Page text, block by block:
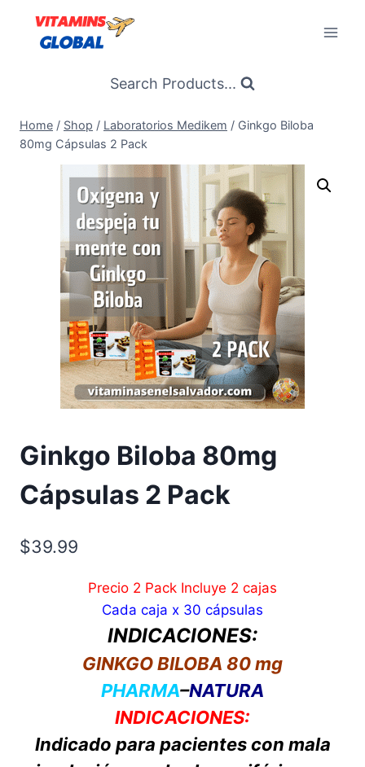
content
Search Products...
Home / Shop / Laboratorios Medikem / Ginkgo Biloba
80mg Cápsulas 2 Pack
Ginkgo Biloba 80mg
Cápsulas 2 Pack
$39.99
Precio 2 Pack Incluye 2 cajas
Cada caja x 30 cápsulas
INDICACIONES:
GINKGO BILOBA 80 mg
PHARMA–NATURA
INDICACIONES:
Indicado para pacientes con mala